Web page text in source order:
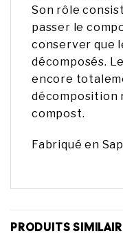
Son rôle
passer le
conserver que
décomposés.
encore
décomposition
compost.
Fabriqué en
PRODUITS